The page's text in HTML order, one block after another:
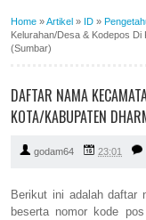
Home »Artikel » ID »
Kelurahan/Desa & Kodepos
(Sumbar)
DAFTAR NAMA
KOTA/KABUPATEN
godam64 23:01
Berikut ini adalah daftar
beserta nomor kode